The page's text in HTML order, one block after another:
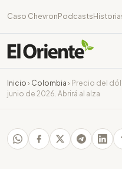
Caso Chevron Podcasts
Inicio › Colombia › Precio del
junio de 2026. Abrirá al alza